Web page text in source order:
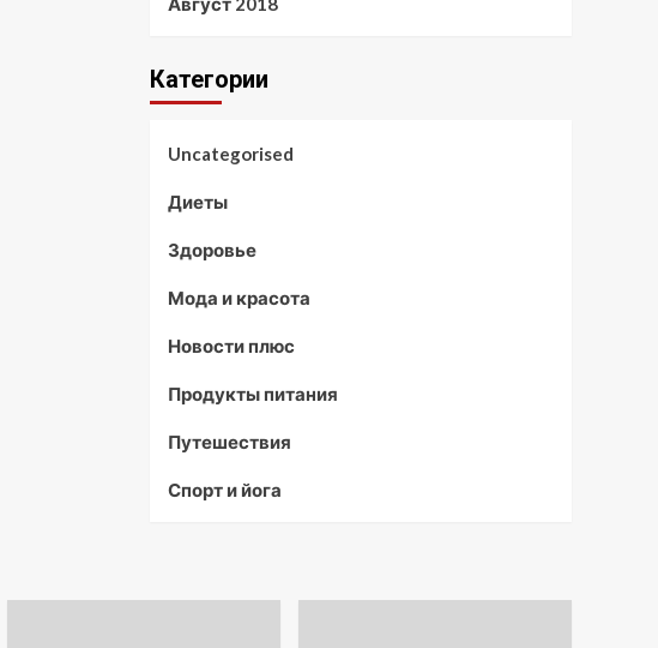
Категории
Uncategorised
Диеты
Здоровье
Мода и красота
Новости плюс
Продукты питания
Путешествия
Спорт и йога